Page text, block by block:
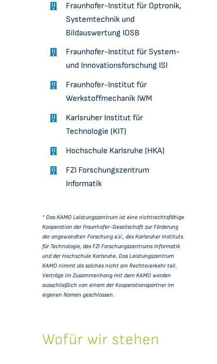
Fraunhofer-Institut für Optronik,
Systemtechnik und
Bildauswertung IOSB
Fraunhofer-Institut für System-
und Innovationsforschung ISI
Fraunhofer-Institut für
Werkstoffmechanik IWM
Karlsruher Institut für
Technologie (KIT)
Hochschule Karlsruhe (HKA)
FZI Forschungszentrum
Informatik
* Das KAMO Leistungszentrum ist eine nichtrechtsfähige
Kooperation der Fraunhofer-Gesellschaft zur Förderung
der angewandten Forschung e.V., des Karlsruher Instituts
für Technologie, des FZI Forschungszentrums Informatik
und der Hochschule Karlsruhe. Das Leistungszentrum
KAMO nimmt als solches nicht am Rechtsverkehr teil.
Verträge im Zusammenhang mit dem KAMO werden
ausschließlich von einem der Kooperationspartner im
eigenen Namen geschlossen.
Wofür wir stehen